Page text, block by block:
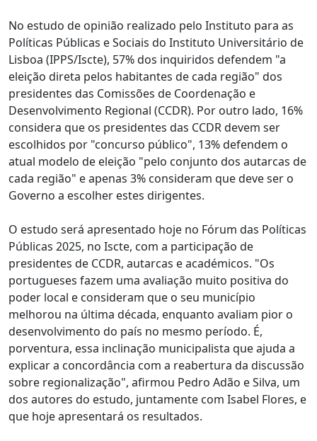
No estudo de opinião realizado pelo Instituto para as
Políticas Públicas e Sociais do Instituto Universitário de
Lisboa (IPPS/Iscte), 57% dos inquiridos defendem "a
eleição direta pelos habitantes de cada região" dos
presidentes das Comissões de Coordenação e
Desenvolvimento Regional (CCDR). Por outro lado, 16%
considera que os presidentes das CCDR devem ser
escolhidos por "concurso público", 13% defendem o
atual modelo de eleição "pelo conjunto dos autarcas de
cada região" e apenas 3% consideram que deve ser o
Governo a escolher estes dirigentes.
O estudo será apresentado hoje no Fórum das Políticas
Públicas 2025, no Iscte, com a participação de
presidentes de CCDR, autarcas e académicos. "Os
portugueses fazem uma avaliação muito positiva do
poder local e consideram que o seu município
melhorou na última década, enquanto avaliam pior o
desenvolvimento do país no mesmo período. É,
porventura, essa inclinação municipalista que ajuda a
explicar a concordância com a reabertura da discussão
sobre regionalização", afirmou Pedro Adão e Silva, um
dos autores do estudo, juntamente com Isabel Flores, e
que hoje apresentará os resultados.